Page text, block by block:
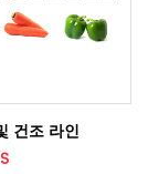
건조 라인